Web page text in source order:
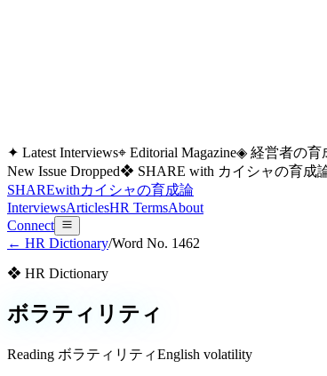
✦ Latest Interviews⌖ Editorial Magazine◈ 経営者の育
New Issue Dropped❖ SHARE with カイシャの育成
SHAREwithカイシャの育成論
InterviewsArticlesHR TermsAbout
Connect
← HR Dictionary/Word No. 1462
❖ HR Dictionary
ボラティリティ
Reading ボラティリティEnglish volatility